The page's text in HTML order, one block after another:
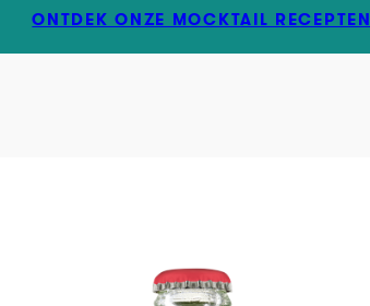
ONTDEK ONZE MOCKTAIL RECEPTEN